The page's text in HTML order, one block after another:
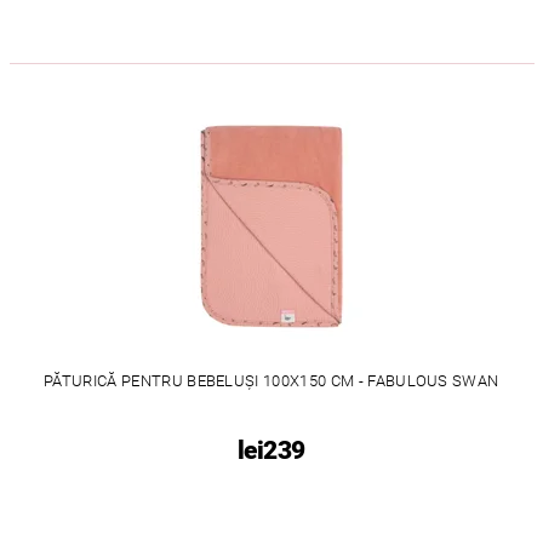
PĂTURICĂ PENTRU BEBELUȘI 100X150 CM - FABULOUS SWAN
lei239